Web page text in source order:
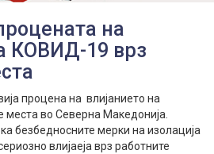
на
КОВИД-19 врз
процена на влијанието на
во Северна Македонија.
безбедносните мерки на изолација
влијаеја врз работните